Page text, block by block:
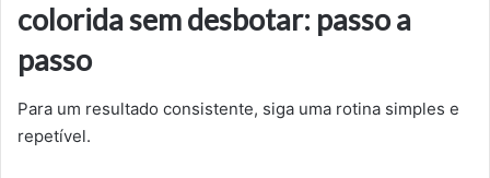
colorida sem desbotar: passo a
passo
Para um resultado consistente, siga uma rotina simples e
repetível.